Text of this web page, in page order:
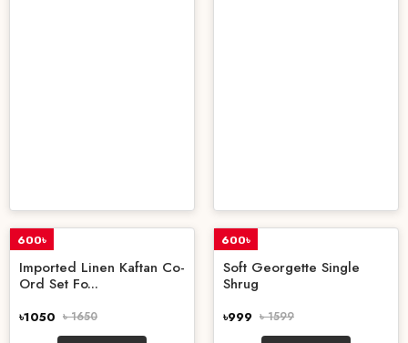
600৳
Imported Linen Kaftan Co-
Ord Set Fo...
৳1050 ৳ 1650
600৳
Soft Georgette Single
Shrug
৳999 ৳ 1599